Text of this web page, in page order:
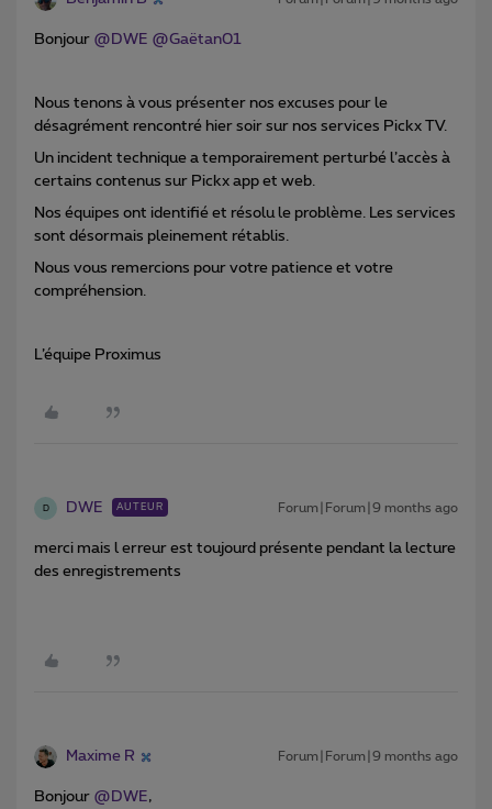
Bonjour ​ @DWE @Gaëtan01
Nous tenons à vous présenter nos excuses pour le
désagrément rencontré hier soir sur nos services Pickx TV.
Un incident technique a temporairement perturbé l’accès à
certains contenus sur Pickx app et web.
Nos équipes ont identifié et résolu le problème. Les services
sont désormais pleinement rétablis.
Nous vous remercions pour votre patience et votre
compréhension.
L’équipe Proximus
D DWE AUTEUR Forum|Forum|9 months ago
merci mais l erreur est toujourd présente pendant la lecture
des enregistrements
Maxime R Forum|Forum|9 months ago
Bonjour ​ @DWE,